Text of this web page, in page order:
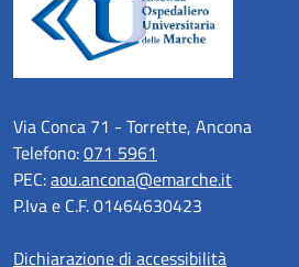
Via Conca 71 - Torrette, Ancona
Telefono:071 5961
PEC:aou.ancona@emarche.it
P.Iva e C.F. 01464630423
Dichiarazione di accessibilità